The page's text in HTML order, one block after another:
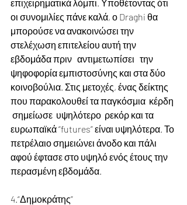
επιχειρηματικά λόμπι. Υποθέτοντας ότι
οι συνομιλίες πάνε καλά, ο Draghi θα
μπορούσε να ανακοινώσει την
στελέχωση επιτελείου αυτή την
εβδομάδα πριν   αντιμετωπίσει   την
ψηφοφορία εμπιστοσύνης και στα δύο
κοινοβούλια. Στις μετοχές, ένας δείκτης
που παρακολουθεί τα παγκόσμια  κέρδη
σημείωσε  υψηλότερο  ρεκόρ και τα
ευρωπαϊκά “futures” είναι υψηλότερα. Το
πετρέλαιο σημειώνει άνοδο και πάλι
αφού έφτασε στο υψηλό ενός έτους την
περασμένη εβδομάδα.
4.“Δημοκράτης”